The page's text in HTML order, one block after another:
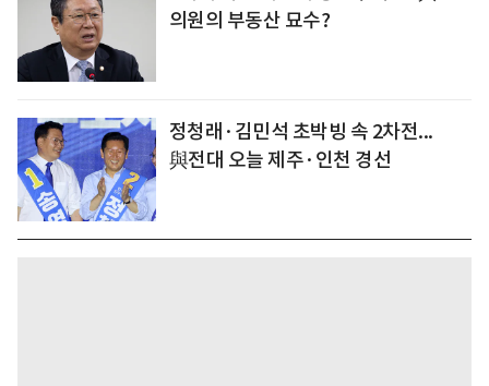
의원의 부동산 묘수?
정청래·김민석 초박빙 속 2차전...
與전대 오늘 제주·인천 경선